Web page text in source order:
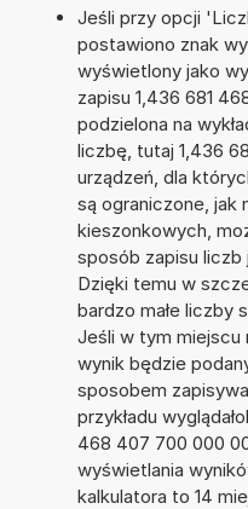
Jeśli przy opcji
postawiono znak
wyświetlony jako
zapisu 1,436 681
podzielona na
liczbę, tutaj 1,436
urządzeń, dla
są ograniczone, jak
kieszonkowych,
sposób zapisu liczb
Dzięki temu w
bardzo małe liczby
Jeśli w tym miejscu
wynik będzie
sposobem
przykładu
468 407 700 000
wyświetlania
kalkulatora to 14